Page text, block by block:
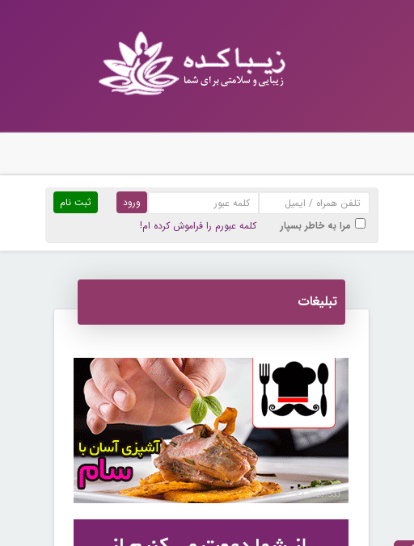
ثبت نام
مرا به خاطر بسپار
کلمه عبورم را فراموش کرده ام!
تبلیغات
30257533